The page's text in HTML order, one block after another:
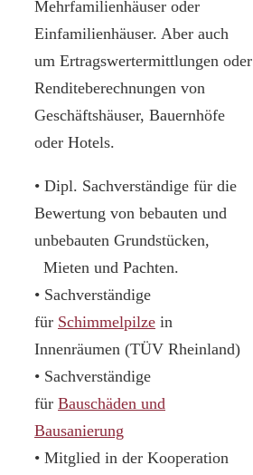
Mehrfamilienhäuser oder
Einfamilienhäuser. Aber auch
um Ertragswertermittlungen oder
Renditeberechnungen von
Geschäftshäuser, Bauernhöfe
oder Hotels.
• Dipl. Sachverständige für die
Bewertung von bebauten und
unbebauten Grundstücken,
Mieten und Pachten.
• Sachverständige
für Schimmelpilze in
Innenräumen (TÜV Rheinland)
• Sachverständige
für Bauschäden und
Bausanierung
• Mitglied in der Kooperation